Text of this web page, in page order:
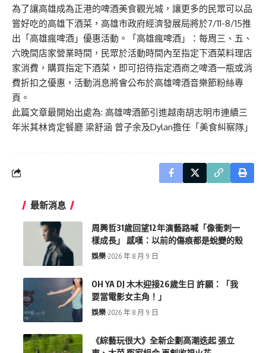
為了讓高雄成為正港的啤酒美食觀光城，讓更多的民眾可以品
嘗好吃的高雄下酒菜，高雄市政府經濟發展局將於7/11-8/15推
出「高雄瘋啤酒」優惠活動。「高雄瘋啤酒」：每周三、五、
六晚間店家營業時間，民眾於活動時間內至指定下酒菜料理店
家消費，購買指定下酒菜，即可招待指定酒商之啤酒一瓶或消
費折扣之優惠，活動消息將會公布於高雄啤酒音樂節粉絲專
頁。
此篇文章最開始出處為: 高雄啤酒節引進越南胡志明市連續三
年米其林肯定餐廳 梁舒涵 曾子余及Dylan擔任「美食糾察隊」
最新消息
周興哲31歲回望12年演藝路喊「像衝刺一
樣成長」 感嘆：以前的傷痕都是蛻變的殼
娛樂 2026 年 8 月 9 日
OH YA DJ 木木迎接26歲生日 許願：「我
要當電影女主角！」
娛樂 2026 年 8 月 9 日
《綜藝玩很大》全新企劃高潮迭起 張立